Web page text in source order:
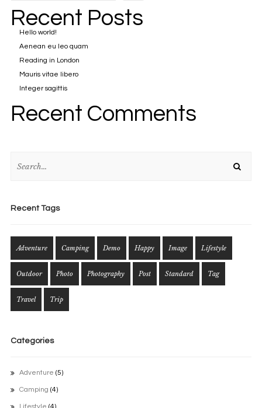
Recent Posts
Hello world!
Aenean eu leo quam
Reading in London
Mauris vitae libero
Integer sagittis
Recent Comments
Recent Tags
Adventure Camping Demo Happy Image Lifestyle
Outdoor Photo Photography Post Standard Tag
Travel Trip
Categories
Adventure (5)
Camping (4)